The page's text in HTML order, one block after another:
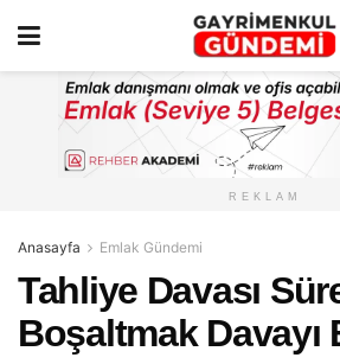
REKLAM
Anasayfa Emlak Gündemi
Tahliye Davası
Boşaltmak Davayı